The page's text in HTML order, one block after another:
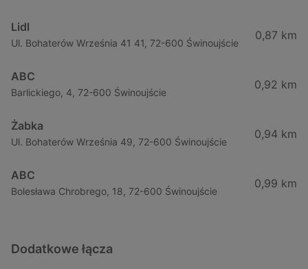
Lidl
Ul. Bohaterów Września 41 41, 72-600 Świnoujście
0,87 km
ABC
Barlickiego, 4, 72-600 Świnoujście
0,92 km
Żabka
Ul. Bohaterów Września 49, 72-600 Świnoujście
0,94 km
ABC
Bolesława Chrobrego, 18, 72-600 Świnoujście
0,99 km
Dodatkowe łącza